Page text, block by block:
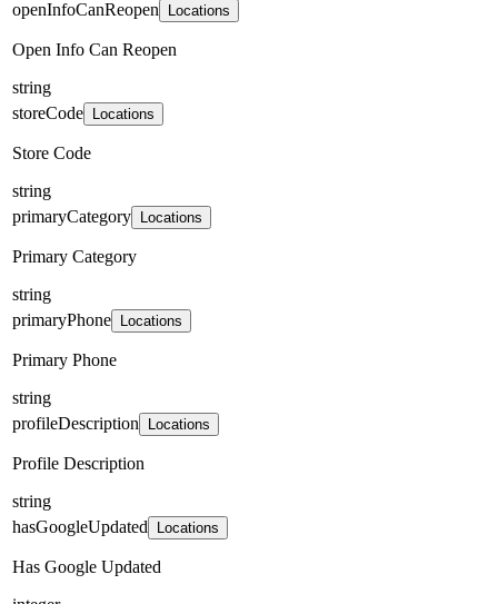
openInfoCanReopen Locations
Open Info Can Reopen
string
storeCode
Locations
Store Code
string
primaryCategory
Locations
Primary Category
string
primaryPhone
Locations
Primary Phone
string
profileDescription
Locations
Profile Description
string
hasGoogleUpdated
Locations
Has Google Updated